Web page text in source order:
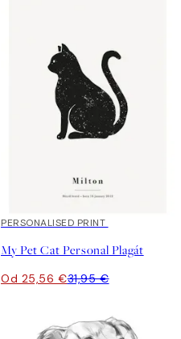
20%*
PERSONALISED PRINT
My Pet Cat Personal Plagát
Od 25,56 €31,95 €